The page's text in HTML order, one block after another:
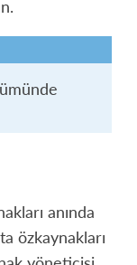
anında
özkaynakları